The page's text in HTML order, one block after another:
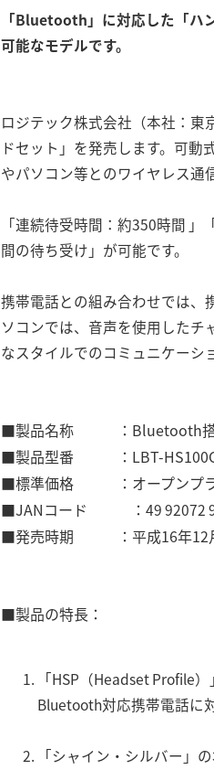
「Bluetooth」に対応した「ハ
可能なモデルです。
ロジテック株式会社（本社：
ドセット」を発売します。可
やパソコン等とのワイヤレス通
「連続待受時間：約350時間
間の待ち受け」が可能です。
携帯電話との組み合わせでは、
ソコンでは、音声を使用したチ
なスタイルでのコミュニケーシ
■製品名称 ：Bluetooth搭載
■製品型番 ：LBT-
■標準価格 ：オープンプ
■JANコード ： 49 92072
■発売時期 ：平成16年12月
■製品の特長：
「HSP（Headset Profile
Bluetooth対応携帯電話に
「シャイン・シルバー」